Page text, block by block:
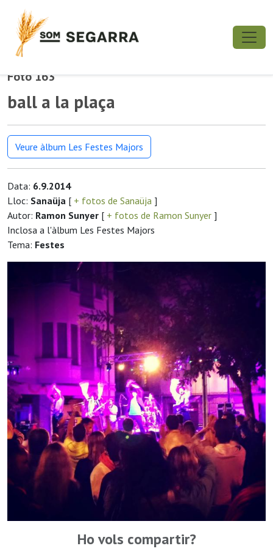
Foto 163
ball a la plaça
Veure àlbum Les Festes Majors
Data: 6.9.2014
Lloc: Sanaüja [ + fotos de Sanaüja ]
Autor: Ramon Sunyer [ + fotos de Ramon Sunyer ]
Inclosa a l'àlbum Les Festes Majors
Tema: Festes
Ho vols compartir?